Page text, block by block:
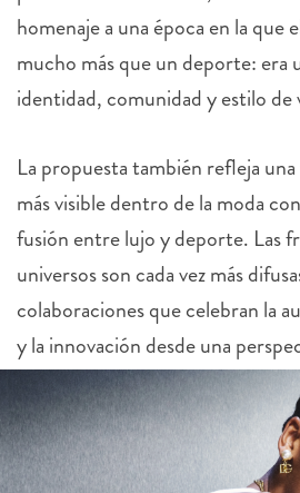
mucho más que un deporte: era
identidad, comunidad y estilo de
La propuesta también refleja una
más visible dentro de la moda
fusión entre lujo y deporte. Las
universos son cada vez más
colaboraciones que celebran la
y la innovación desde una